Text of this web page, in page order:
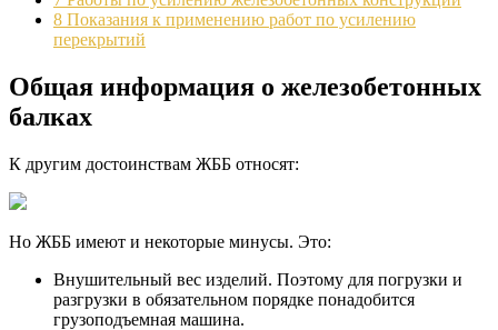
8 Показания к применению работ по усилению
перекрытий
Общая информация о железобетонных
балках
К другим достоинствам ЖББ относят:
Но ЖББ имеют и некоторые минусы. Это:
Внушительный вес изделий. Поэтому для погрузки и
разгрузки в обязательном порядке понадобится
грузоподъемная машина.